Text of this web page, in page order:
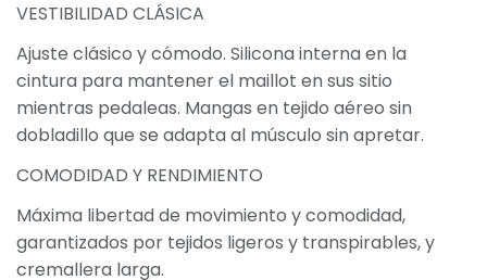
VESTIBILIDAD CLÁSICA
Ajuste clásico y cómodo. Silicona interna en la
cintura para mantener el maillot en sus sitio
mientras pedaleas. Mangas en tejido aéreo sin
dobladillo que se adapta al músculo sin apretar.
COMODIDAD Y RENDIMIENTO
Máxima libertad de movimiento y comodidad,
garantizados por tejidos ligeros y transpirables, y
cremallera larga.